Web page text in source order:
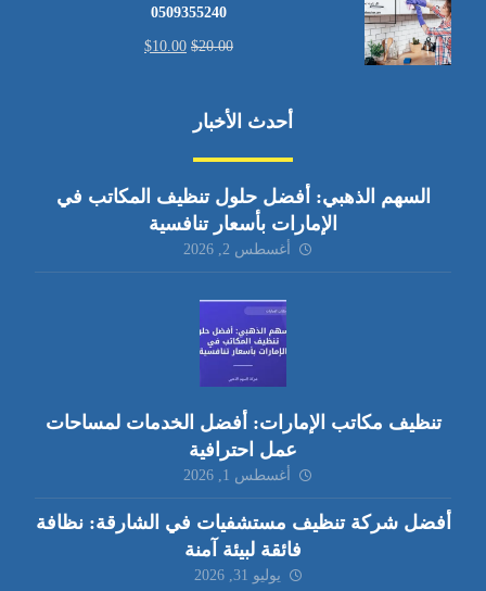
0509355240
$20.00
$10.00
أحدث الأخبار
السهم الذهبي: أفضل حلول تنظيف المكاتب في
الإمارات بأسعار تنافسية
أغسطس 2, 2026
تنظيف مكاتب الإمارات: أفضل الخدمات لمساحات
عمل احترافية
أغسطس 1, 2026
أفضل شركة تنظيف مستشفيات في الشارقة: نظافة
فائقة لبيئة آمنة
يوليو 31, 2026